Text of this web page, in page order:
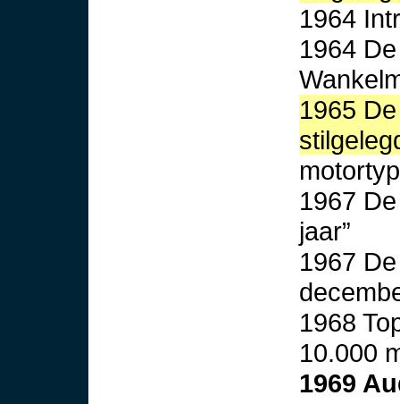
1964
1964
1965
1967
jaar”
1967
1968
10.000
1969